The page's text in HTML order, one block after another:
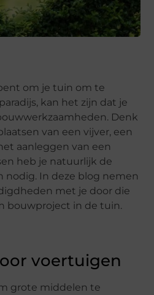
om je tuin om te
kan het zijn dat je
Denk
van een vijver, een
aanleggen van een
heb je natuurlijk de
nodig. In deze blog nemen
met je door die
bouwproject in de tuin.
voertuigen
grote middelen te